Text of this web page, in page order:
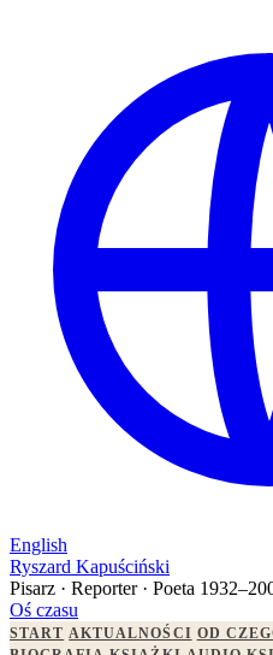
English
Ryszard Kapuściński
Pisarz · Reporter · Poeta
Oś czasu
START AKTUALNOŚCI OD